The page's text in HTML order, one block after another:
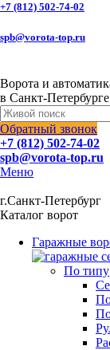
+7 (812) 502-74-02
spb@vorota-top.ru
Ворота и
в Санкт-Петербурге
Обратный звонок
+7 (812) 502-74-02
spb@vorota-top.ru
Меню
г.Санкт-Петербург
Каталог ворот
Гаражные
По типу